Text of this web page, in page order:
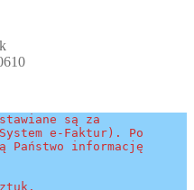
są za
e-Faktur). Po
Państwo informację